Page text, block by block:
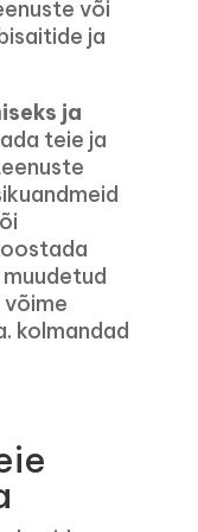
või
ja
ja
teie ja
võime
kolmandad